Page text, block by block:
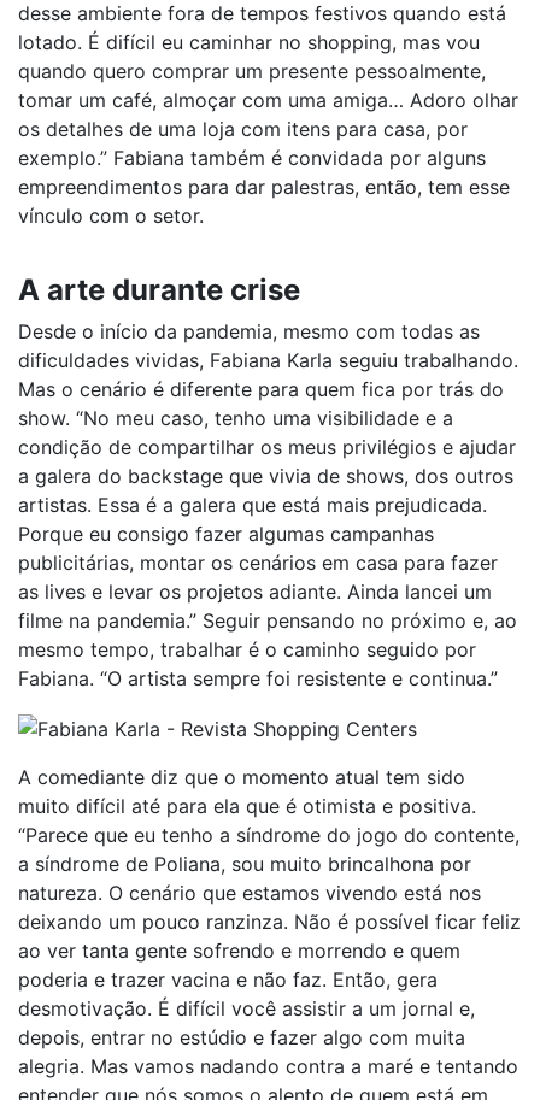
desse ambiente fora de tempos festivos quando está
lotado. É difícil eu caminhar no shopping, mas vou
quando quero comprar um presente pessoalmente,
tomar um café, almoçar com uma amiga… Adoro olhar
os detalhes de uma loja com itens para casa, por
exemplo.” Fabiana também é convidada por alguns
empreendimentos para dar palestras, então, tem esse
vínculo com o setor.
A arte durante crise
Desde o início da pandemia, mesmo com todas as
dificuldades vividas, Fabiana Karla seguiu trabalhando.
Mas o cenário é diferente para quem fica por trás do
show. “No meu caso, tenho uma visibilidade e a
condição de compartilhar os meus privilégios e ajudar
a galera do backstage que vivia de shows, dos outros
artistas. Essa é a galera que está mais prejudicada.
Porque eu consigo fazer algumas campanhas
publicitárias, montar os cenários em casa para fazer
as lives e levar os projetos adiante. Ainda lancei um
filme na pandemia.” Seguir pensando no próximo e, ao
mesmo tempo, trabalhar é o caminho seguido por
Fabiana. “O artista sempre foi resistente e continua.”
A comediante diz que o momento atual tem sido
muito difícil até para ela que é otimista e positiva.
“Parece que eu tenho a síndrome do jogo do contente,
a síndrome de Poliana, sou muito brincalhona por
natureza. O cenário que estamos vivendo está nos
deixando um pouco ranzinza. Não é possível ficar feliz
ao ver tanta gente sofrendo e morrendo e quem
poderia e trazer vacina e não faz. Então, gera
desmotivação. É difícil você assistir a um jornal e,
depois, entrar no estúdio e fazer algo com muita
alegria. Mas vamos nadando contra a maré e tentando
entender que nós somos o alento de quem está em